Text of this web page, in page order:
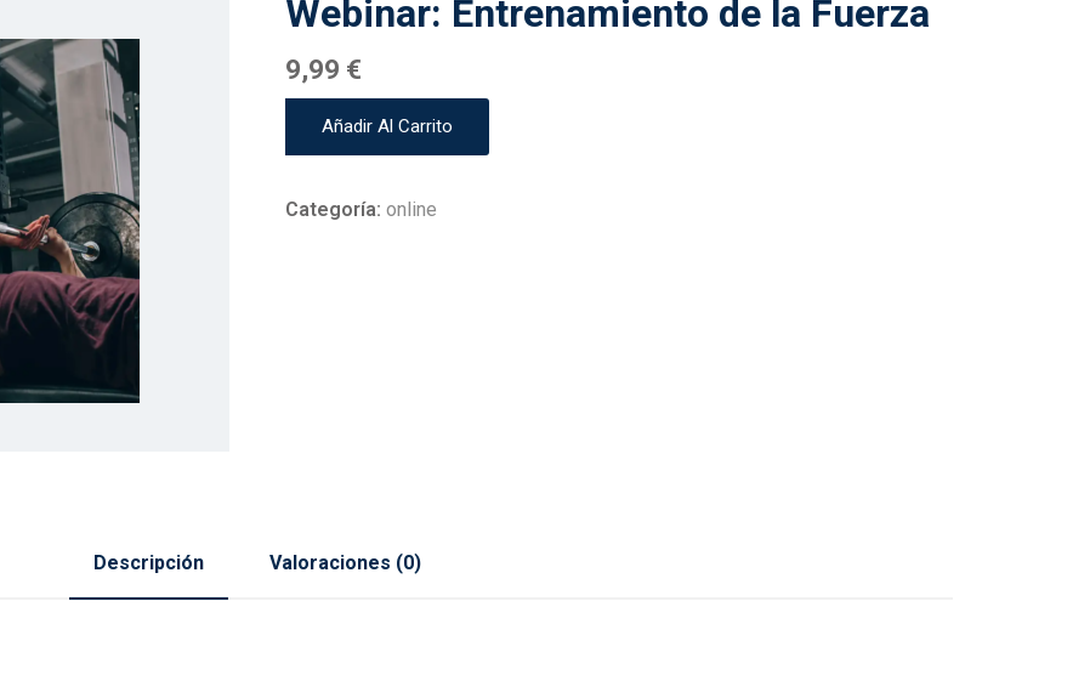
Webinar: Entrenamiento de la Fuerza
9,99 €
la
Añadir Al Carrito
Categoría: online
Descripción Valoraciones (0)